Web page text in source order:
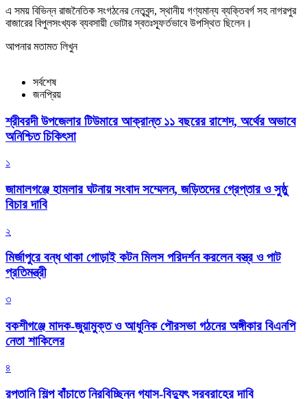
এ সময় বিভিন্ন রাজনৈতিক সংগঠনের নেতৃবৃন্দ, স্থানীয় গণ্যমান্য ব্যক্তিবর্গ সহ নাগরপুর
বাজারের বিপুলসংখ্যক ব্যবসায়ী ভোটার স্বতঃস্ফূর্তভাবে উপস্থিত ছিলেন।
আপনার মতামত লিখুন
সর্বশেষ
জনপ্রিয়
শ্রীবরদী উপজেলার টিউমারে আক্রান্ত ১১ বছরের রাশেদ, অর্থের অভাবে
অনিশ্চিত চিকিৎসা
১
জামালগঞ্জে হামলার ঘটনায় সংবাদ সম্মেলন, জড়িতদের গ্রেপ্তার ও সুষ্ঠু
বিচার দাবি
২
মির্জাপুরে বন্ধ থাকা গোড়াই কটন মিলস পরিদর্শন করলেন বস্ত্র ও পাট
প্রতিমন্ত্রী
৩
বকশীগঞ্জে মাদক-জুয়ামুক্ত ও আধুনিক পৌরসভা গঠনের অঙ্গীকার বিএনপি
নেতা শাকিলের
৪
রপ্তানি শিল্প বাঁচাতে নিরবিচ্ছিন্ন গ্যাস-বিদ্যুৎ সরবরাহের দাবি